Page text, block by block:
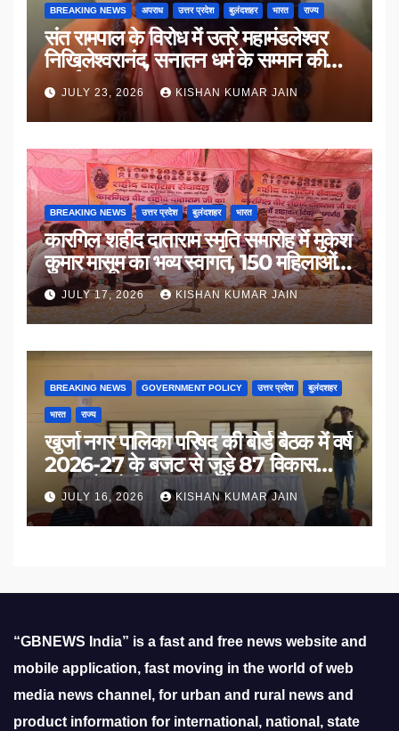
BREAKING NEWS अपराध उत्तर प्रदेश बुलंदशहर भारत राज्य
संत रामपाल के विरोध में उतरे महामंडलेश्वर
निखिलेश्वरानंद, सनातन धर्म के सम्मान की
उठाई मांग
JULY 23, 2026 KISHAN KUMAR JAIN
BREAKING NEWS उत्तर प्रदेश बुलंदशहर भारत
कारगिल शहीद दाताराम स्मृति समारोह में मुकेश
कुमार मासूम का भव्य स्वागत, 150 महिलाओं
का सम्मान
JULY 17, 2026 KISHAN KUMAR JAIN
BREAKING NEWS GOVERNMENT POLICY उत्तर प्रदेश बुलंदशहर
भारत राज्य
खुर्जा नगर पालिका परिषद की बोर्ड बैठक में वर्ष
2026-27 के बजट से जुड़े 87 विकास
प्रस्तावों को मिली मंजूरी
JULY 16, 2026 KISHAN KUMAR JAIN
“GBNEWS India” is a fast and free news website and
mobile application, fast moving in the world of web
media news channel, for urban and rural news and
product information for international, national, state